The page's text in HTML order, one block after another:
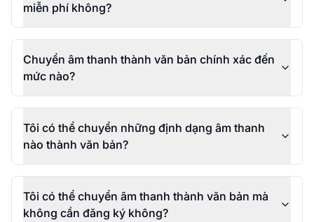
miễn phí không?
Chuyển âm thanh thành văn bản chính xác đến
mức nào?
Tôi có thể chuyển những định dạng âm thanh
nào thành văn bản?
Tôi có thể chuyển âm thanh thành văn bản mà
không cần đăng ký không?